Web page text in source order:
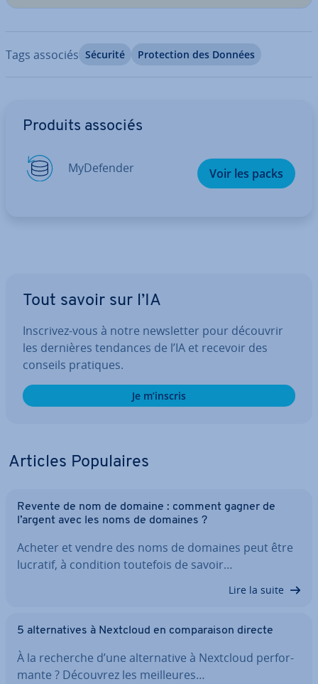
Tags associés Sécurité Pro­tec­tion des Données
Produits associés
My­De­fen­der Voir les packs
Tout savoir sur l’IA
Inscrivez-vous à notre news­let­ter pour découvrir
les dernières tendances de l’IA et recevoir des
conseils pratiques.
Je m’inscris
Articles Po­pu­laires
Revente de nom de domaine : comment gagner de
l’argent avec les noms de domaines ?
Acheter et vendre des noms de domaines peut être
lucratif, à condition toutefois de savoir…
Lire la suite
5 al­ter­na­tives à Nextcloud en com­pa­rai­son directe
À la recherche d’une al­ter­na­tive à Nextcloud per­for­
mante ? Découvrez les meil­leures…